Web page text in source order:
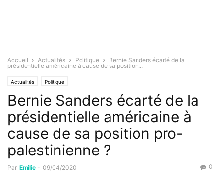
Accueil Actualités Politique
Bernie Sanders écarté de la
présidentielle américaine à cause de sa position...
Actualités Politique
Bernie Sanders écarté de la
présidentielle américaine à
cause de sa position pro-
palestinienne ?
Par Emilie - 09/04/2020 0